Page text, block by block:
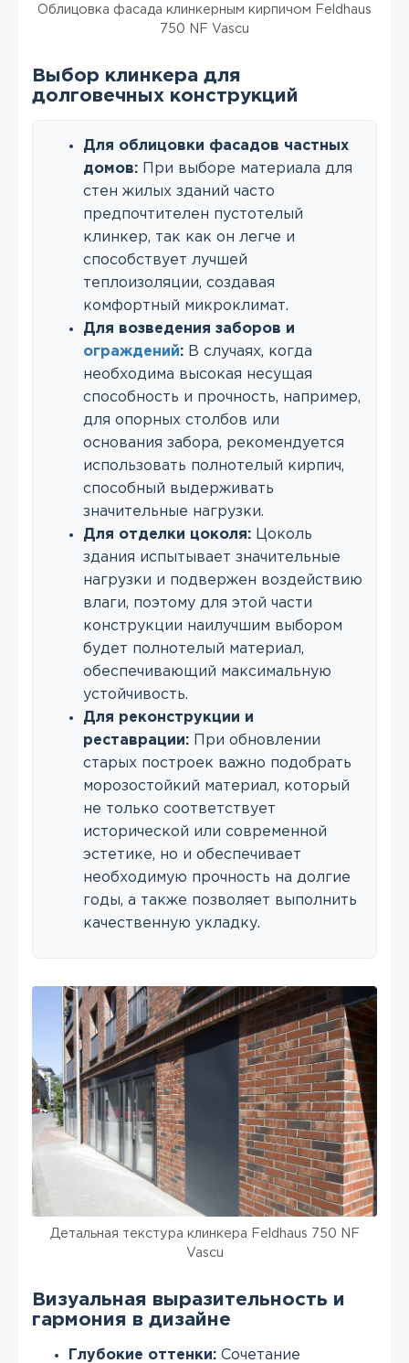
Облицовка фасада клинкерным кирпичом Feldhaus
750 NF Vascu
Выбор клинкера для
долговечных конструкций
Для облицовки фасадов частных
домов: При выборе материала для
стен жилых зданий часто
предпочтителен пустотелый
клинкер, так как он легче и
способствует лучшей
теплоизоляции, создавая
комфортный микроклимат.
Для возведения заборов и
ограждений: В случаях, когда
необходима высокая несущая
способность и прочность, например,
для опорных столбов или
основания забора, рекомендуется
использовать полнотелый кирпич,
способный выдерживать
значительные нагрузки.
Для отделки цоколя: Цоколь
здания испытывает значительные
нагрузки и подвержен воздействию
влаги, поэтому для этой части
конструкции наилучшим выбором
будет полнотелый материал,
обеспечивающий максимальную
устойчивость.
Для реконструкции и
реставрации: При обновлении
старых построек важно подобрать
морозостойкий материал, который
не только соответствует
исторической или современной
эстетике, но и обеспечивает
необходимую прочность на долгие
годы, а также позволяет выполнить
качественную укладку.
Детальная текстура клинкера Feldhaus 750 NF
Vascu
Визуальная выразительность и
гармония в дизайне
Глубокие оттенки: Сочетание